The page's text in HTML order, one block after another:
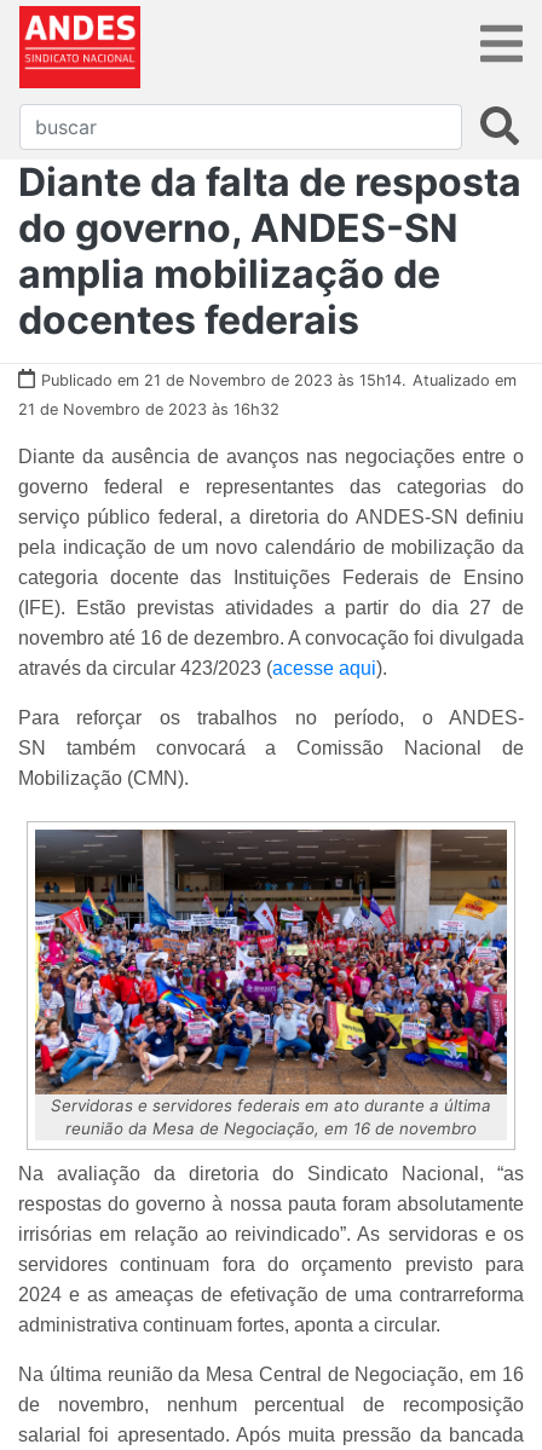
Diante da falta de resposta
do governo, ANDES-SN
amplia mobilização de
docentes federais
Publicado em 21 de Novembro de 2023 às 15h14. Atualizado em
21 de Novembro de 2023 às 16h32
Diante da ausência de avanços nas negociações entre o
governo federal e representantes das categorias do
serviço público federal, a diretoria do ANDES-SN definiu
pela indicação de um novo calendário de mobilização da
categoria docente das Instituições Federais de Ensino
(IFE). Estão previstas atividades a partir do dia 27 de
novembro até 16 de dezembro. A convocação foi divulgada
através da circular 423/2023 (acesse aqui).
Para reforçar os trabalhos no período, o ANDES-
SN também convocará a Comissão Nacional de
Mobilização (CMN).
Servidoras e servidores federais em ato durante a última
reunião da Mesa de Negociação, em 16 de novembro
Na avaliação da diretoria do Sindicato Nacional, “as
respostas do governo à nossa pauta foram absolutamente
irrisórias em relação ao reivindicado”. As servidoras e os
servidores continuam fora do orçamento previsto para
2024 e as ameaças de efetivação de uma contrarreforma
administrativa continuam fortes, aponta a circular.
Na última reunião da Mesa Central de Negociação, em 16
de novembro, nenhum percentual de recomposição
salarial foi apresentado. Após muita pressão da bancada